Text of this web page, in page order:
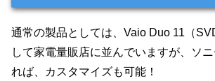
通常の製品としては、Vaio Duo 11（
して家電量販店に並んでいますが、ソ
れば、カスタマイズも可能！